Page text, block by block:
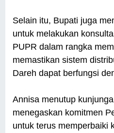
Selain itu, Bupati juga
untuk melakukan
PUPR dalam rangka
memastikan sistem
Dareh dapat berfungsi
Annisa menutup
menegaskan komitmen
untuk terus memperbaiki